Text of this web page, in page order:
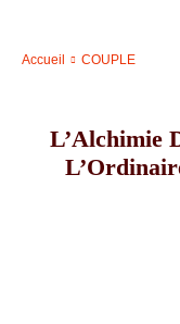
Accueil COUPLE
L’Alchimie